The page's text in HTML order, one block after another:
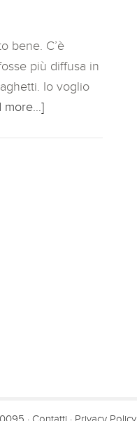
bene. C’è
più diffusa in
Io voglio
more…]